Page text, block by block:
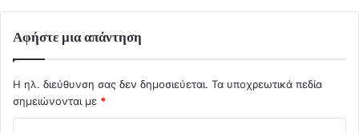
Αφήστε μια απάντηση
Η ηλ. διεύθυνση σας δεν δημοσιεύεται. Τα υποχρεωτικά πεδία
σημειώνονται με *